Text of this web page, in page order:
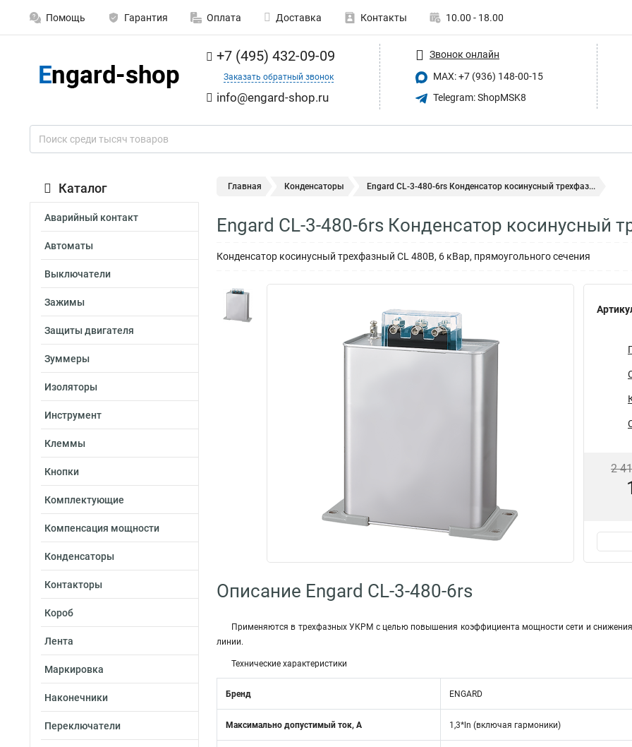
Помощь Гарантия Оплата Доставка Контакты 10.00 - 18.00
+7 (495) 432-09-09
Заказать обратный звонок
info@engard-shop.ru
Звонок онлайн
MAX: +7 (936) 148-00-15
Telegram: ShopMSK8
Каталог
Аварийный контакт
Автоматы
Выключатели
Зажимы
Защиты двигателя
Зуммеры
Изоляторы
Инструмент
Клеммы
Кнопки
Комплектующие
Компенсация мощности
Конденсаторы
Контакторы
Короб
Лента
Маркировка
Наконечники
Переключатели
Главная Конденсаторы Engard CL-3-480-6rs Конденсатор косинусный трехфаз...
Engard CL-3-480-6rs Конденсатор косинусный
Конденсатор косинусный трехфазный CL 480В, 6 кВар, прямоугольного сечения
2
Описание Engard CL-3-480-6rs
Применяются в трехфазных УКРМ с целью повышения коэффициента мощности сети и
линии.
Технические характеристики
Бренд ENGARD
Максимально допустимый ток, А 1,3*ln (включая гармоники)